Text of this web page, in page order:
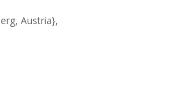
Austria},